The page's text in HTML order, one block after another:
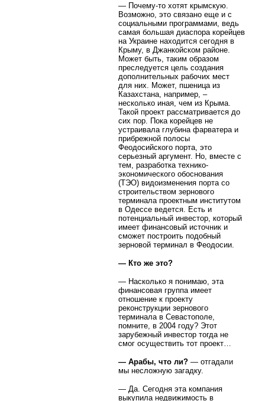
— Почему-то хотят крымскую.
Возможно, это связано еще и с
социальными программами, ведь
самая большая диаспора корейцев
на Украине находится сегодня в
Крыму, в Джанкойском районе.
Может быть, таким образом
преследуется цель создания
дополнительных рабочих мест
для них. Может, пшеница из
Казахстана, например, –
несколько иная, чем из Крыма.
Такой проект рассматривается до
сих пор. Пока корейцев не
устраивала глубина фарватера и
прибрежной полосы
Феодосийского порта, это
серьезный аргумент. Но, вместе с
тем, разработка технико-
экономического обоснования
(ТЭО) видоизменения порта со
строительством зернового
терминала проектным институтом
в Одессе ведется. Есть и
потенциальный инвестор, который
имеет финансовый источник и
сможет построить подобный
зерновой терминал в Феодосии.
— Кто же это?
— Насколько я понимаю, эта
финансовая группа имеет
отношение к проекту
реконструкции зернового
терминала в Севастополе,
помните, в 2004 году? Этот
зарубежный инвестор тогда не
смог осуществить тот проект…
— Арабы, что ли? — отгадали
мы несложную загадку.
— Да. Сегодня эта компания
выкупила недвижимость в